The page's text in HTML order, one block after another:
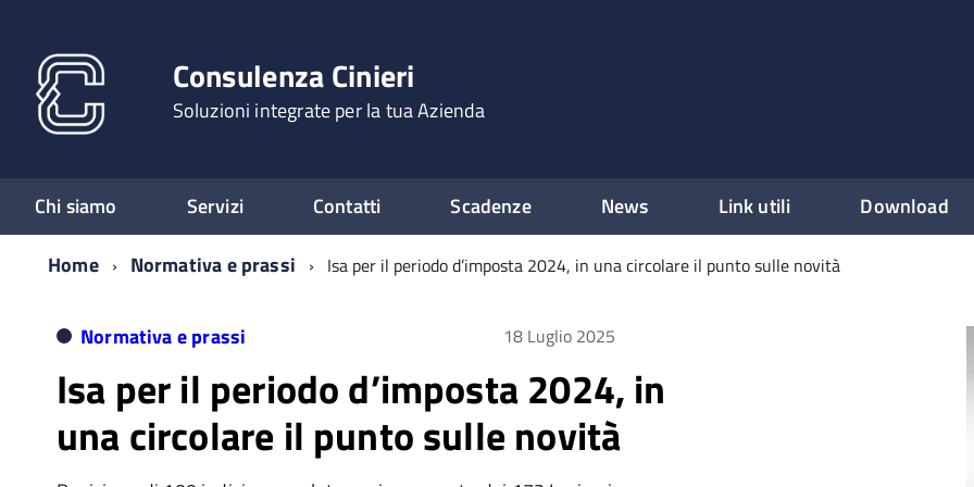
Consulenza Cinieri
Soluzioni integrate per la tua Azienda
Chi siamo Servizi Contatti Scadenze News Link utili Download
Home
Normativa e prassi Isa per il periodo d’imposta 2024, in una circolare il punto sulle novità
Normativa e prassi 18 Luglio 2025
Isa per il periodo d’imposta 2024, in
una circolare il punto sulle novità